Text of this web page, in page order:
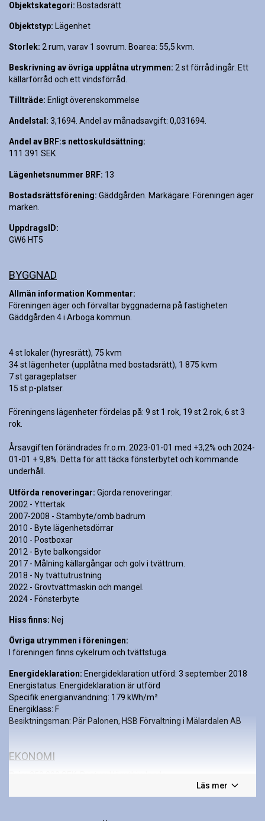
Objektskategori: Bostadsrätt
Objektstyp: Lägenhet
Storlek: 2 rum, varav 1 sovrum. Boarea: 55,5 kvm.
Beskrivning av övriga upplåtna utrymmen: 2 st förråd ingår. Ett
källarförråd och ett vindsförråd.
Tillträde: Enligt överenskommelse
Andelstal: 3,1694. Andel av månadsavgift: 0,031694.
Andel av BRF:s nettoskuldsättning:
111 391 SEK
Lägenhetsnummer BRF: 13
Bostadsrättsförening: Gäddgården. Markägare: Föreningen äger
marken.
UppdragsID:
GW6 HT5
BYGGNAD
Allmän information Kommentar:
Föreningen äger och förvaltar byggnaderna på fastigheten
Gäddgården 4 i Arboga kommun.
4 st lokaler (hyresrätt), 75 kvm
34 st lägenheter (upplåtna med bostadsrätt), 1 875 kvm
7 st garageplatser
15 st p-platser.
Föreningens lägenheter fördelas på: 9 st 1 rok, 19 st 2 rok, 6 st 3
rok.
Årsavgiften förändrades fr.o.m. 2023-01-01 med +3,2% och 2024-
01-01 + 9,8%. Detta för att täcka fönsterbytet och kommande
underhåll.
Utförda renoveringar: Gjorda renoveringar:
2002 - Yttertak
2007-2008 - Stambyte/omb badrum
2010 - Byte lägenhetsdörrar
2010 - Postboxar
2012 - Byte balkongsidor
2017 - Målning källargångar och golv i tvättrum.
2018 - Ny tvättutrustning
2022 - Grovtvättmaskin och mangel.
2024 - Fönsterbyte
Hiss finns: Nej
Övriga utrymmen i föreningen:
I föreningen finns cykelrum och tvättstuga.
Energideklaration: Energideklaration utförd: 3 september 2018
Energistatus: Energideklaration är utförd
Specifik energianvändning: 179 kWh/m²
Energiklass: F
Besiktningsman: Pär Palonen, HSB Förvaltning i Mälardalen AB
EKONOMI
Månadsavgift:5 118 SEK/månad.
Läs mer